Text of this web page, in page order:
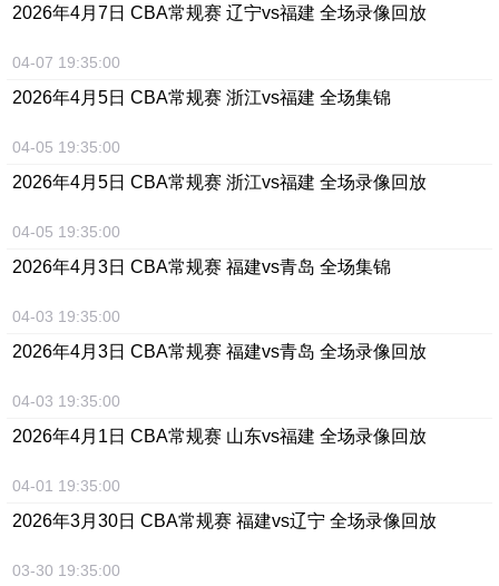
2026年4月7日 CBA常规赛 辽宁vs福建 全场录像回放
04-07 19:35:00
2026年4月5日 CBA常规赛 浙江vs福建 全场集锦
04-05 19:35:00
2026年4月5日 CBA常规赛 浙江vs福建 全场录像回放
04-05 19:35:00
2026年4月3日 CBA常规赛 福建vs青岛 全场集锦
04-03 19:35:00
2026年4月3日 CBA常规赛 福建vs青岛 全场录像回放
04-03 19:35:00
2026年4月1日 CBA常规赛 山东vs福建 全场录像回放
04-01 19:35:00
2026年3月30日 CBA常规赛 福建vs辽宁 全场录像回放
03-30 19:35:00